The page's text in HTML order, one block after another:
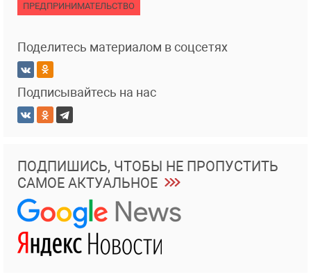
ПРЕДПРИНИМАТЕЛЬСТВО
Поделитесь материалом в соцсетях
Подписывайтесь на нас
ПОДПИШИСЬ, ЧТОБЫ НЕ ПРОПУСТИТЬ
САМОЕ АКТУАЛЬНОЕ